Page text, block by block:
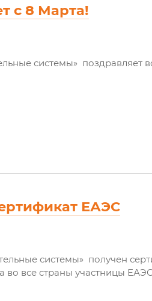
с 8 Марта!
системы» поздравляет
ЕАЭС
системы» получен
во все страны участницы